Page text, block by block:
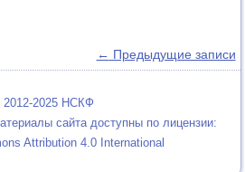
← Предыдущие записи
2025 НСКФ
сайта доступны по лицензии:
Attribution 4.0 International